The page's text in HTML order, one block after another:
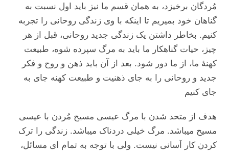
مُردگان برخیزد، به همان قسم ما نیز باید اول نسبت به
گناهان خود بمیریم تا اینکه با وی زندگی روحانی را تجربه
کنیم. بخاطر داشتن یک زندگی جدید روحانی، قبل از هر
چیز، حیات گناهکار ما باید به مرگ سپرده شوه، طبیعت
کهنۀ ما، از ما دور شود. بعد از آن باید ذهن و روح و فکر
جدید و روحانی را به جای ذهنیت و طبیعت کهنه جای به
جای کنیم
هدف از متحد شدن با مرگ عیسی مسیح مُردن با عیسی
مسیح میباشد. مرگ خیلی دردناک میباشد. زندگی را ترک
کردن کار آسانی نیست. ولی با توجه به تمام ای مسائل،